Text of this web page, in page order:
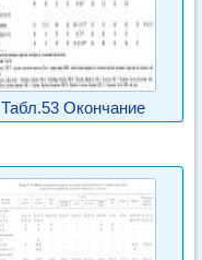
Табл.53 Окончание